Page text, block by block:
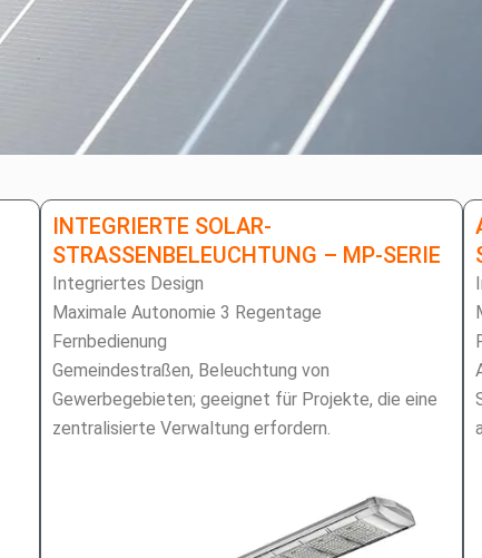
INTEGRIERTE SOLAR-
STRASSENBELEUCHTUNG – MP-SERIE
Integriertes Design
Maximale Autonomie 3 Regentage
Fernbedienung
Gemeindestraßen, Beleuchtung von
Gewerbegebieten; geeignet für Projekte, die eine
zentralisierte Verwaltung erfordern.